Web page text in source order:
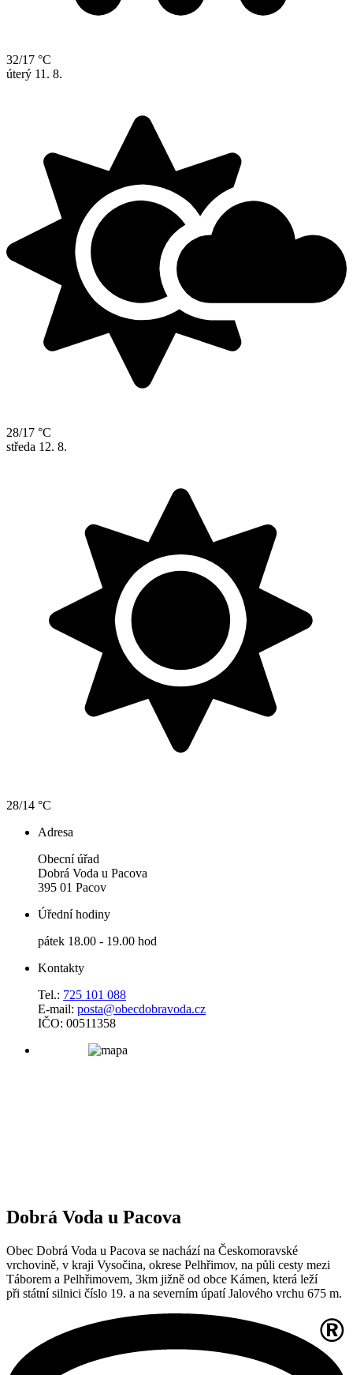
32/17 °C
úterý 11. 8.
28/17 °C
středa 12. 8.
28/14 °C
Adresa
Obecní úřad
Dobrá Voda u Pacova
395 01 Pacov
Úřední hodiny
pátek 18.00 - 19.00 hod
Kontakty
Tel.: 725 101 088
E-mail: posta@obecdobravoda.cz
IČO: 00511358
Dobrá Voda u Pacova
Obec Dobrá Voda u Pacova se nachází na Českomoravské
vrchovině, v kraji Vysočina, okrese Pelhřimov, na půli cesty mezi
Táborem a Pelhřimovem, 3km jižně od obce Kámen, která leží
při státní silnici číslo 19. a na severním úpatí Jalového vrchu 675 m.